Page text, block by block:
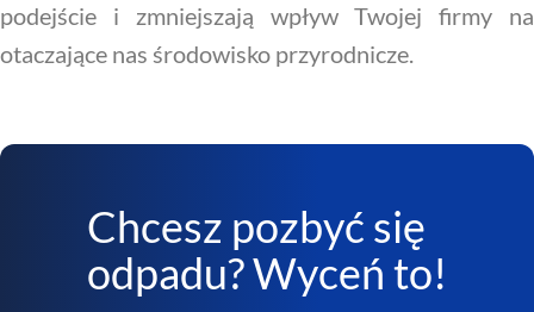
podejście i zmniejszają wpływ Twojej firmy na
otaczające nas środowisko przyrodnicze.
Chcesz pozbyć się
odpadu? Wyceń to!